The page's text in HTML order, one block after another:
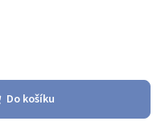
Do košíku